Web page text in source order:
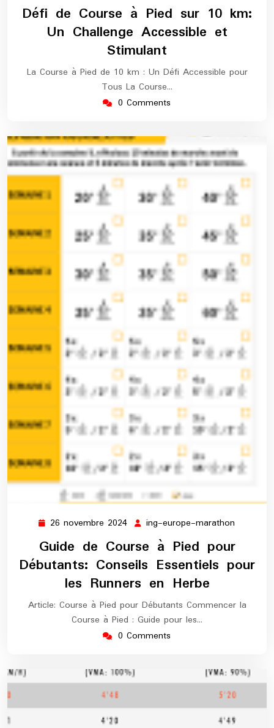
novembre
2024
marathon
Défi de Course à Pied sur 10 km:
Un Challenge Accessible et
Stimulant
La Course à Pied de 10 km : Un Défi Accessible pour
Tous La Course…
0 Comments
26 novembre 2024 26
novembre
2024
ing-europe-marathon
Guide de Course à Pied pour
Débutants: Conseils Essentiels pour
les Runners en Herbe
Article: Course à Pied pour Débutants Commencer la
Course à Pied : Guide pour les…
0 Comments